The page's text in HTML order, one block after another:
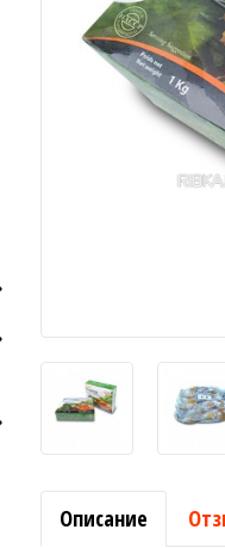
Описание